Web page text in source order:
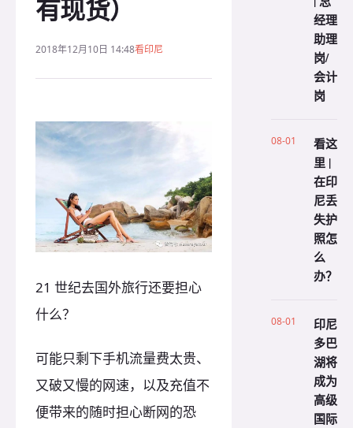
有现货）
2018年12月10日 14:48看印尼
21 世纪去国外旅行还要担心
什么？
可能只剩下手机流量费太贵、
又破又慢的网速，以及充值不
便带来的随时担心断网的恐
经理
助理
岗/
会计
岗
08-01
看这
里 |
在印
尼丢
失护
照怎
么
办？
08-01
印尼
多巴
湖将
成为
高级
国际